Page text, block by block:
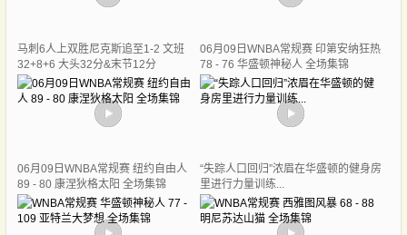
马刺6人上双胜尼克斯追至1-2 文班
32+8+6 大头32分&末节12分
06月09日WNBA常规赛 印第安纳狂热
78 - 76 华盛顿神秘人 全场集锦
06月09日WNBA常规赛 纽约自由人
89 - 80 康涅狄格太阳 全场集锦
“失踪人口回归”浓眉在华盛顿的健身房
里进行力量训练...